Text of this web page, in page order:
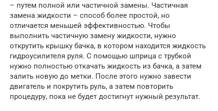
– путем полной или частичной замены. Частичная
замена жидкости – способ более простой, но
отличается меньшей эффективностью. Чтобы
выполнить частичную замену жидкости, нужно
открутить крышку бачка, в котором находится жидкость
гидроусилителя руля. С помощью шприца с трубкой
нужно полностью откачать жидкость из бачка, а затем
залить новую до метки. После этого нужно завести
двигатель и покрутить руль, а затем повторить
процедуру, пока не будет достигнут нужный результат.